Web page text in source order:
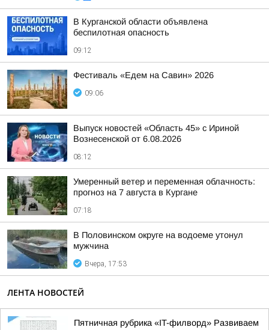
В Курганской области объявлена
беспилотная опасность
09:12
Фестиваль «Едем на Савин» 2026
09:06
Выпуск новостей «Область 45» с Ириной
Вознесенской от 6.08.2026
08:12
Умеренный ветер и переменная облачность:
прогноз на 7 августа в Кургане
07:18
В Половинском округе на водоеме утонул
мужчина
Вчера, 17:53
ЛЕНТА НОВОСТЕЙ
Пятничная рубрика «IT-филворд» Развиваем